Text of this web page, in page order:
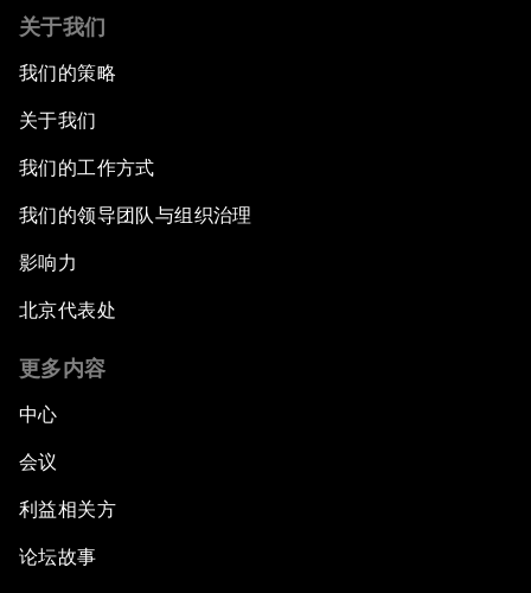
关于我们
我们的策略
关于我们
我们的工作方式
我们的领导团队与组织治理
影响力
北京代表处
更多内容
中心
会议
利益相关方
论坛故事